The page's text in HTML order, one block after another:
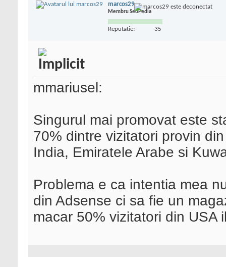
marcos29
Membru SeoPedia
Reputatie: 35
mmariusel:
Singurul mai promovat este
70% dintre vizitatori provin
India, Emiratele Arabe si
Problema e ca intentia mea
din Adsense ci sa fie un
macar 50% vizitatori din USA